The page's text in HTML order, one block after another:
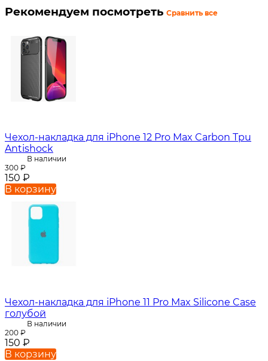
Рекомендуем посмотреть Сравнить все
Чехол-накладка для iPhone 12 Pro Max Carbon Tpu
Antishock
В наличии
300 ₽
150 ₽
В корзину
Чехол-накладка для iPhone 11 Pro Max Silicone Case
голубой
В наличии
200 ₽
150 ₽
В корзину